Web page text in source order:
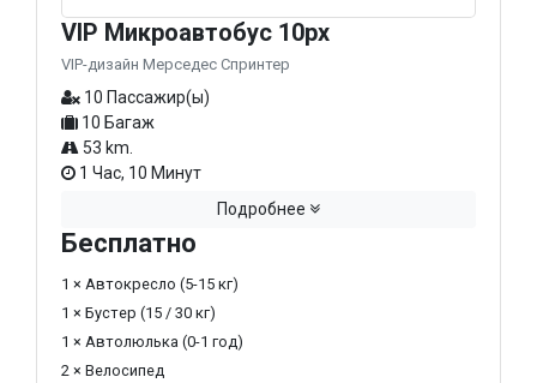
VIP Микроавтобус 10px
VIP-дизайн Мерседес Спринтер
10 Пассажир(ы)
10 Багаж
53 km.
1 Час, 10 Минут
Подробнее
Бесплатно
1 × Автокресло (5-15 кг)
1 × Бустер (15 / 30 кг)
1 × Автолюлька (0-1 год)
2 × Велосипед